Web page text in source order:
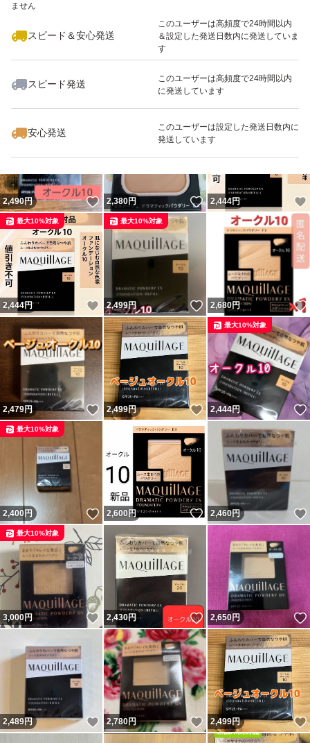
ません
スピード＆安心発送
このユーザーは高頻度で24時間以内
＆設定した発送日数内に発送していま
す
スピード発送
このユーザーは高頻度で24時間以内
に発送しています
安心発送
このユーザーは設定した発送日数内に
発送しています
いいね！
2,490
2,490円 いいね！
2,380円 いいね！
2,444円
2,444円 いいね！
最大10%対象
2,499円 いいね！
最大10%対象
2,680円
2,479円 いいね！
2,499円 いいね！
2,444円
最大10%対象
2,400円 いいね！
最大10%対象
2,600 円 いいね！
2,460円
3,000円 いいね！
最大10%対象
2,430円 いいね！
2,650円
2,489円 いいね！
2,780円 いいね！
2,499円